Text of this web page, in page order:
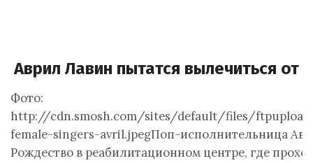
Аврил Лавин пытатся вылечиться от
Фото:
http://cdn.smosh.com/sites/default/files/
female-singers-avril.jpegПоп-исполнительница
Рождество в реабилитационном центре, где